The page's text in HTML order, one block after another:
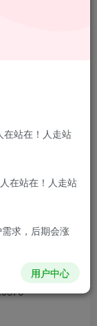
，请勿用于商业
们删除！
在站在！人走站
在站在！人走站
求，后期会涨
用户中心